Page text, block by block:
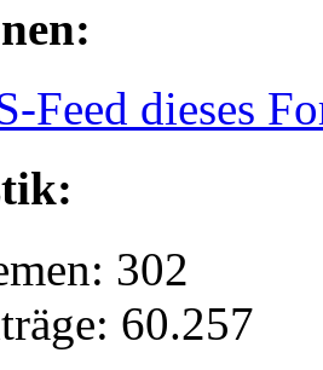
Feed dieses
302
60.257